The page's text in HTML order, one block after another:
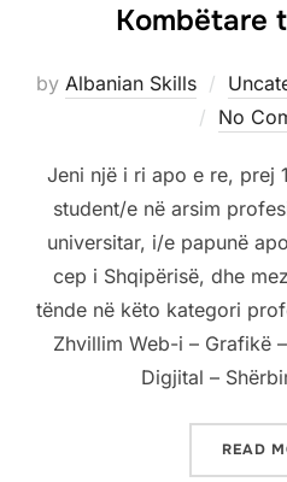
Kombëtare
by Albanian Skills
No
Jeni një i ri apo e re, prej
student/e në arsim
universitar, i/e papunë
cep i Shqipërisë, dhe
tënde në këto kategori
Zhvillim Web-i – Grafikë
Digjital –
READ